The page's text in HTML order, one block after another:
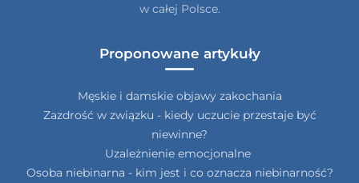
w całej Polsce.
Proponowane artykuły
Męskie i damskie objawy zakochania
Zazdrość w związku - kiedy uczucie przestaje być
niewinne?
Uzależnienie emocjonalne
Osoba niebinarna - kim jest i co oznacza niebinarność?